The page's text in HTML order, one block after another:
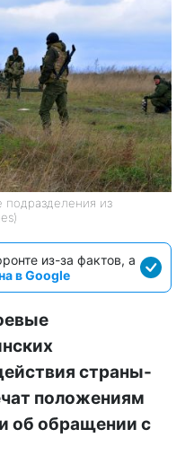
подразделения из
из-за фактов, а
в Google
страны-
положениям
об обращении с